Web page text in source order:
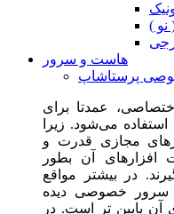
نو )
هاست و سرور
پرستاشاپ
عمدتا برای
می‌شود. زیرا
مجازی قدرت و
افزارهای آن بطور
در بیشتر مواقع
سرور خصوصی دیده
آن پایین تر است. در